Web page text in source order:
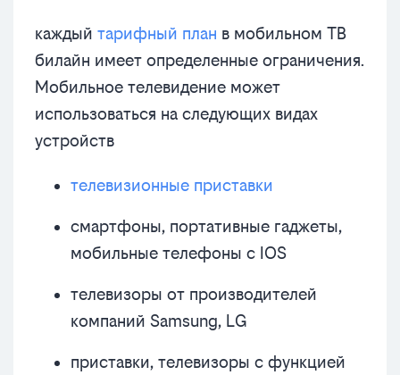
каждый тарифный план в мобильном ТВ
билайн имеет определенные ограничения.
Мобильное телевидение может
использоваться на следующих видах
устройств
телевизионные приставки
смартфоны, портативные гаджеты,
мобильные телефоны с IOS
телевизоры от производителей
компаний Samsung, LG
приставки, телевизоры с функцией